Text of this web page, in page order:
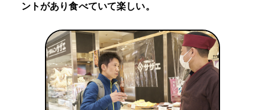
ントがあり食べていて楽しい。